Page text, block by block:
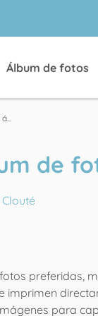
Álbum de fotos
de
preferidas,
imprimen
para